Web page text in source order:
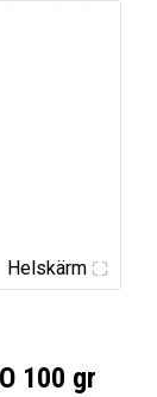
Helskärm
100 gr